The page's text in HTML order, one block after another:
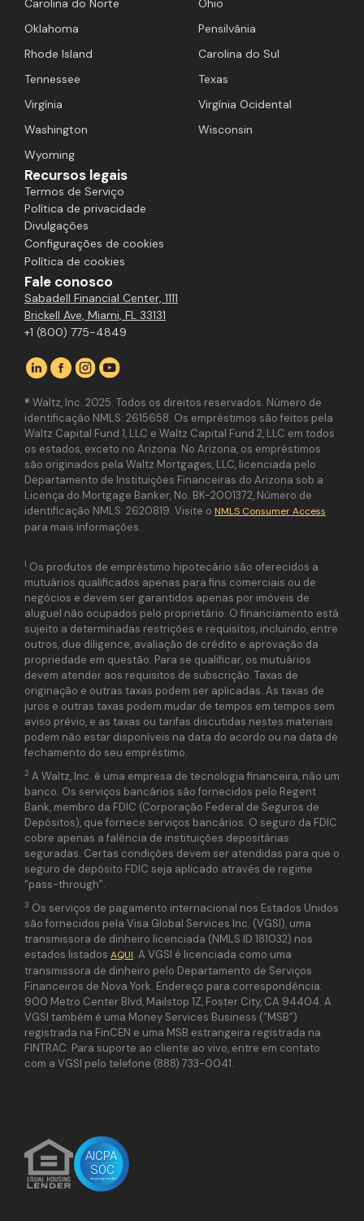
Oklahoma
Pensilvânia
Rhode Island
Carolina do Sul
Tennessee
Texas
Virgínia
Virgínia Ocidental
Washington
Wisconsin
Wyoming
Recursos legais
Termos de Serviço
Política de privacidade
Divulgações
Configurações de cookies
Política de cookies
Fale conosco
Sabadell Financial Center, 1111
Brickell Ave, Miami, FL 33131
+1 (800) 775-4849
® Waltz, Inc. 2025. Todos os direitos reservados. Número de
identificação NMLS: 2615658. Os empréstimos são feitos pela
Waltz Capital Fund 1, LLC e Waltz Capital Fund 2, LLC em todos
os estados, exceto no Arizona. No Arizona, os empréstimos
são originados pela Waltz Mortgages, LLC, licenciada pelo
Departamento de Instituições Financeiras do Arizona sob a
Licença do Mortgage Banker, No. BK-2001372, Número de
identificação NMLS: 2620819. Visite o NMLS Consumer Access
para mais informações.
1 Os produtos de empréstimo hipotecário são oferecidos a
mutuários qualificados apenas para fins comerciais ou de
negócios e devem ser garantidos apenas por imóveis de
aluguel não ocupados pelo proprietário. O financiamento está
sujeito a determinadas restrições e requisitos, incluindo, entre
outros, due diligence, avaliação de crédito e aprovação da
propriedade em questão. Para se qualificar, os mutuários
devem atender aos requisitos de subscrição. Taxas de
originação e outras taxas podem ser aplicadas. As taxas de
juros e outras taxas podem mudar de tempos em tempos sem
aviso prévio, e as taxas ou tarifas discutidas nestes materiais
podem não estar disponíveis na data do acordo ou na data de
fechamento do seu empréstimo.
2 A Waltz, Inc. é uma empresa de tecnologia financeira, não um
banco. Os serviços bancários são fornecidos pelo Regent
Bank, membro da FDIC (Corporação Federal de Seguros de
Depósitos), que fornece serviços bancários. O seguro da FDIC
cobre apenas a falência de instituições depositárias
seguradas. Certas condições devem ser atendidas para que o
seguro de depósito FDIC seja aplicado através de regime
“pass-through”.
3 Os serviços de pagamento internacional nos Estados Unidos
são fornecidos pela Visa Global Services Inc. (VGSI), uma
transmissora de dinheiro licenciada (NMLS ID 181032) nos
estados listados AQUI. A VGSI é licenciada como uma
transmissora de dinheiro pelo Departamento de Serviços
Financeiros de Nova York. Endereço para correspondência:
900 Metro Center Blvd, Mailstop 1Z, Foster City, CA 94404. A
VGSI também é uma Money Services Business (“MSB”)
registrada na FinCEN e uma MSB estrangeira registrada na
FINTRAC. Para suporte ao cliente ao vivo, entre em contato
com a VGSI pelo telefone (888) 733-0041.